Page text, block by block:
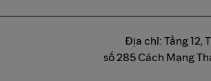
Địa chỉ: Tầng 12,
số 285 Cách Mạng